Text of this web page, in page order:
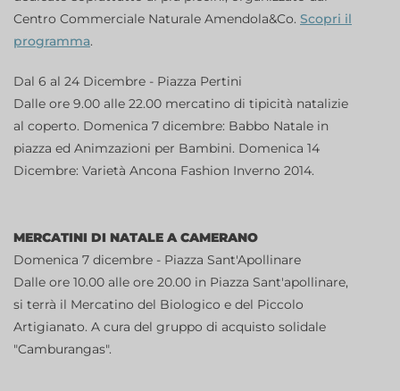
Centro Commerciale Naturale Amendola&Co. Scopri il
programma.
Dal 6 al 24 Dicembre - Piazza Pertini
Dalle ore 9.00 alle 22.00 mercatino di tipicità natalizie
al coperto. Domenica 7 dicembre: Babbo Natale in
piazza ed Animzazioni per Bambini. Domenica 14
Dicembre: Varietà Ancona Fashion Inverno 2014.
MERCATINI DI NATALE ACAMERANO
Domenica 7 dicembre - Piazza Sant'Apollinare
Dalle ore 10.00 alle ore 20.00 in Piazza Sant'apollinare,
si terrà il Mercatino del Biologico e del Piccolo
Artigianato. A cura del gruppo di acquisto solidale
"Camburangas".